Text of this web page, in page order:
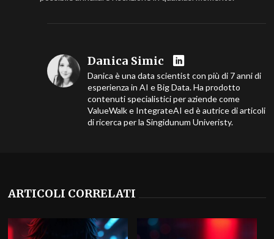
Danica Simic
Danica è una data scientist con più di 7 anni di
esperienza in AI e Big Data. Ha prodotto
contenuti specialistici per aziende come
ValueWalk e IntegrateAI ed è autrice di articoli
di ricerca per la Singidunum Univeristy.
ARTICOLI CORRELATI